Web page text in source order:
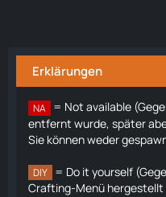
Erklärungen
NA = Not available
entfernt wurde, später
Sie können weder
DIY = Do it yourself
Crafting-Menü hergestellt